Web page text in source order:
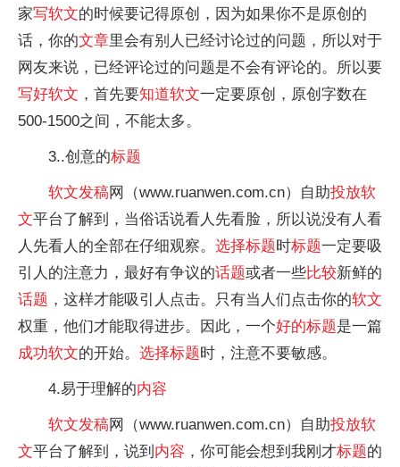
家写软文的时候要记得原创，因为如果你不是原创的
话，你的文章里会有别人已经讨论过的问题，所以对于
网友来说，已经评论过的问题是不会有评论的。所以要
写好软文 ，首先要知道软文一定要原创，原创字数在
500-1500之间，不能太多。
3..创意的标题
软文发稿网（www.ruanwen.com.cn）自助投放软
文平台了解到，当俗话说看人先看脸，所以说没有人看
人先看人的全部在仔细观察。 选择标题时标题一定要吸
引人的注意力，最好有争议的话题或者一些比较新鲜的
话题 ，这样才能吸引人点击。只有当人们点击你的软文
权重，他们才能取得进步。因此，一个好的标题是一篇
成功软文的开始。 选择标题时，注意不要敏感。
4.易于理解的内容
软文发稿网（www.ruanwen.com.cn）自助投放软
文平台了解到，说到 内容 ，你可能会想到我刚才标题的